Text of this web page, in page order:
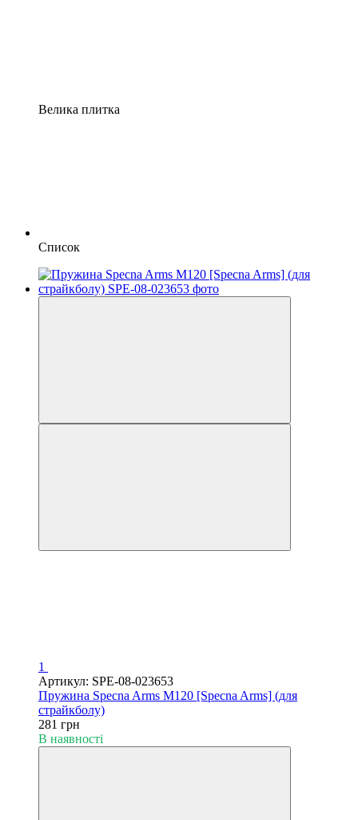
Велика плитка
Список
1
Артикул: SPE-08-023653
Пружина Specna Arms M120 [Specna Arms] (для
страйкболу)
281 грн
В наявності